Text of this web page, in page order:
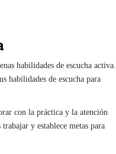
habilidades de escucha activa.
habilidades de escucha para
con la práctica y la atención
y establece metas para